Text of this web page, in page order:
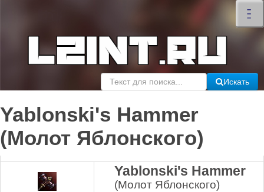
–
–
–
×
Искать
Yablonski's Hammer
(Молот Яблонского)
Yablonski's Hammer
(Молот Яблонского)